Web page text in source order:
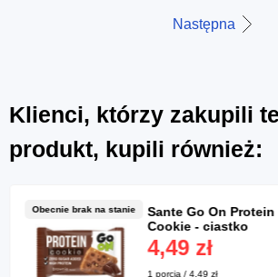
Następna
Klienci, którzy zakupili
produkt, kupili również:
Obecnie brak na stanie
Sante Go On Protein
Cookie - ciastko
proteinowe - 50g
4,49 zł
1 porcja / 4,49 zł